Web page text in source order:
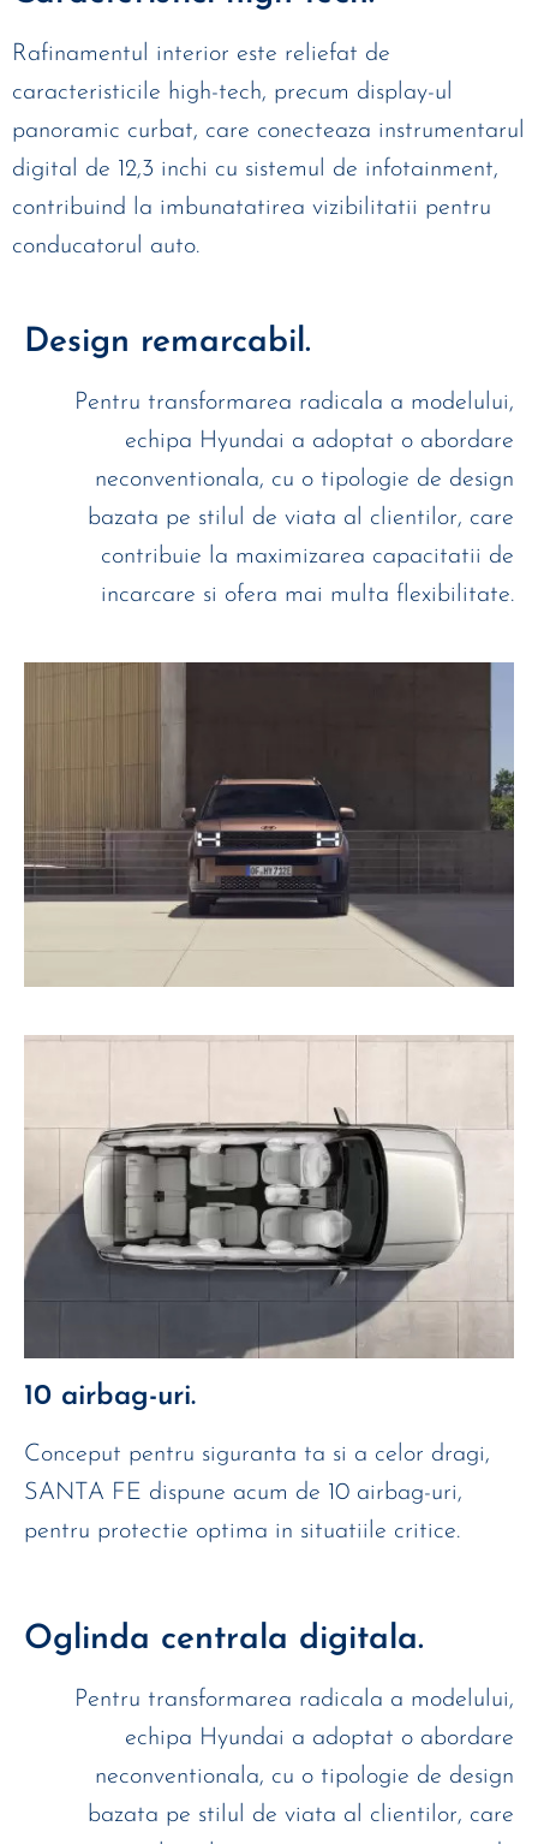
Rafinamentul interior este reliefat de
caracteristicile high-tech, precum display-ul
panoramic curbat, care conecteaza instrumentarul
digital de 12,3 inchi cu sistemul de infotainment,
contribuind la imbunatatirea vizibilitatii pentru
conducatorul auto.
Design remarcabil.
Pentru transformarea radicala a modelului,
echipa Hyundai a adoptat o abordare
neconventionala, cu o tipologie de design
bazata pe stilul de viata al clientilor, care
contribuie la maximizarea capacitatii de
incarcare si ofera mai multa flexibilitate.
10 airbag-uri.
Conceput pentru siguranta ta si a celor dragi,
SANTA FE dispune acum de 10 airbag-uri,
pentru protectie optima in situatiile critice.
Oglinda centrala digitala.
Pentru transformarea radicala a modelului,
echipa Hyundai a adoptat o abordare
neconventionala, cu o tipologie de design
bazata pe stilul de viata al clientilor, care